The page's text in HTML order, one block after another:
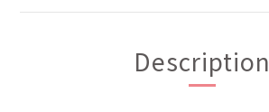
Description